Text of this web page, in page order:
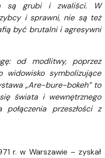
są grubi i zwaliści. W
i sprawni, nie są też
być brutalni i agresywni
od modlitwy, poprzez
symbolizujące
„Are-bure-bokeh” to
świata i wewnętrznego
przeszłości z
r. w Warszawie – zyskał